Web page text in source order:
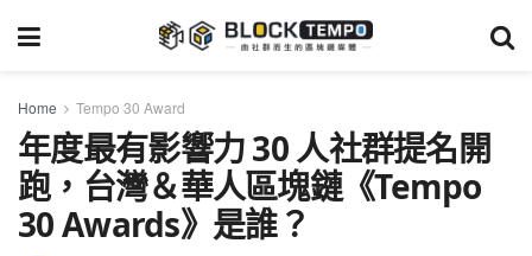
Home Tempo 30 Award
年度最有影響力 30 人社群提名開
跑，台灣＆華人區塊鏈《Tempo
30 Awards》是誰？